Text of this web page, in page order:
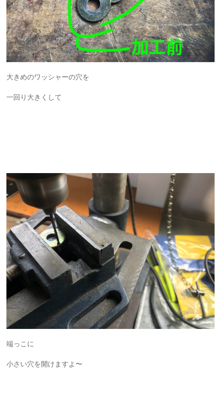
大きめのワッシャーの穴を
一回り大きくして
端っこに
小さい穴を開けますよ〜